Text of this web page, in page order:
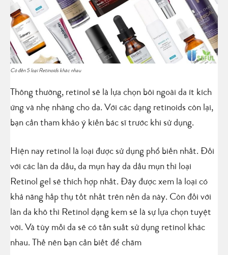
Có đến 5 loại Retinoids khác nhau
Thông thường, retinol sẽ là lựa chọn bôi ngoài da ít kích
ứng và nhẹ nhàng cho da. Với các dạng retinoids còn lại,
bạn cần tham khảo ý kiến bác sĩ trước khi sử dụng.
Hiện nay retinol là loại được sử dụng phổ biến nhất. Đối
với các làn da dầu, da mụn hay da dầu mụn thì loại
Retinol gel sẽ thích hợp nhất. Đây được xem là loại có
khả năng hấp thụ tốt nhất trên nền da này. Còn đối với
làn da khô thì Retinol dạng kem sẽ là sự lựa chọn tuyệt
vời. Và tùy mỗi da sẽ có tần suất sử dụng retinol khác
nhau. Thế nên bạn cần biết để chăm